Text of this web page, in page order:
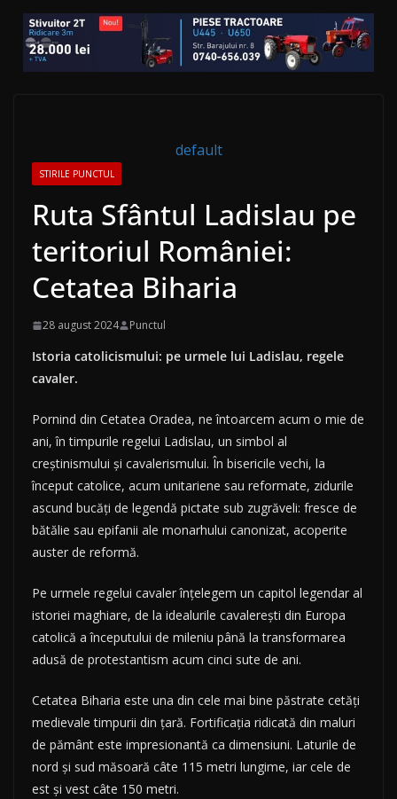
default
STIRILE PUNCTUL
Ruta Sfântul Ladislau pe
teritoriul României:
Cetatea Biharia
28 august 2024 Punctul
Istoria catolicismului: pe urmele lui Ladislau, regele
cavaler.
Pornind din Cetatea Oradea, ne întoarcem acum o mie de
ani, în timpurile regelui Ladislau, un simbol al
creștinismului și cavalerismului. În bisericile vechi, la
început catolice, acum unitariene sau reformate, zidurile
ascund bucăți de legendă pictate sub zugrăveli: fresce de
bătălie sau epifanii ale monarhului canonizat, acoperite
auster de reformă.
Pe urmele regelui cavaler înțelegem un capitol legendar al
istoriei maghiare, de la idealurile cavalerești din Europa
catolică a începutului de mileniu până la transformarea
adusă de protestantism acum cinci sute de ani.
Cetatea Biharia este una din cele mai bine păstrate cetăți
medievale timpurii din țară. Fortificația ridicată din maluri
de pământ este impresionantă ca dimensiuni. Laturile de
nord și sud măsoară câte 115 metri lungime, iar cele de
est și vest câte 150 metri.